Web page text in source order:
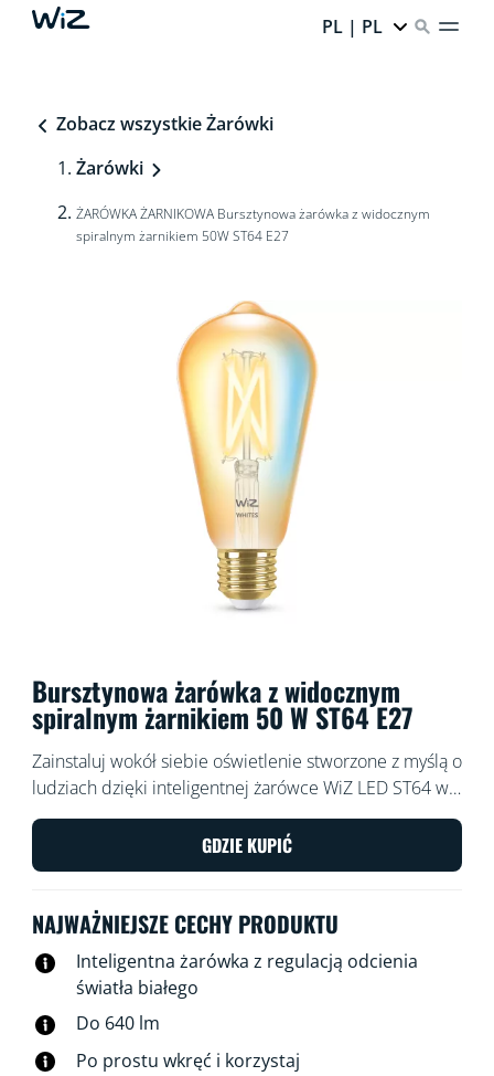
PL | PL
Zobacz wszystkie Żarówki
Żarówki
ŻARÓWKA ŻARNIKOWA Bursztynowa żarówka z widocznym
spiralnym żarnikiem 50W ST64 E27
Bursztynowa żarówka z widocznym
spiralnym żarnikiem 50 W ST64 E27
Zainstaluj wokół siebie oświetlenie stworzone z myślą o
ludziach dzięki inteligentnej żarówce WiZ LED ST64 w
stylu retro. Klasyczny wygląd z bursztynową powłoką —
idealny do lamp dekoracyjnych. Wybieraj spośród
różnych odcieni bieli od ciepłej do zimnej, by stworzyć
włączania i wyłączania świateł zgodnie z codzienną lub
smartfona lub głosu, a także mieć zdalny dostęp do
świateł nawet wtedy, gdy jesteś poza domem. Światła
WiZ łączą się istniejącym routerem Wi-Fi i nie wymagają
dodatkowego sprzętu.
GDZIE KUPIĆ
NAJWAŻNIEJSZE CECHY PRODUKTU
Inteligentna żarówka z regulacją odcienia
światła białego
Do 640 lm
Po prostu wkręć i korzystaj